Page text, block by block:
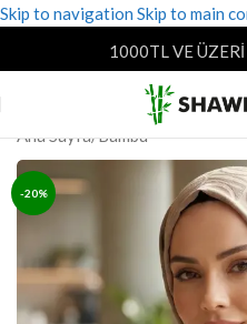
Skip to navigation Skip to main
1000TL VE
Ana Sayfa/Bambu
-20%